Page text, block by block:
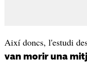
Així doncs, l'estudi
van morir una